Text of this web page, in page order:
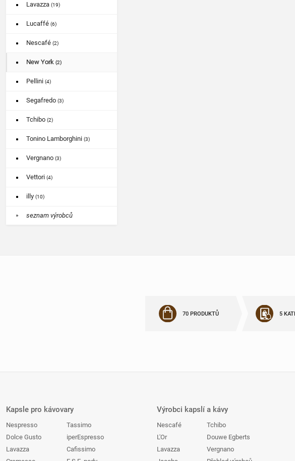
Lavazza (19)
Lucaffé (6)
Nescafé (2)
New York (2)
Pellini (4)
Segafredo (3)
Tchibo (2)
Tonino Lamborghini (3)
Vergnano (3)
Vettori (4)
illy (10)
seznam výrobců
70 PRODUKTŮ 5
Kapsle pro kávovary
Nespresso
Dolce Gusto
Lavazza
Tassimo
iperEspresso
Cafissimo
Výrobci kapslí a kávy
Nescafé
L'Or
Lavazza
Tchibo
Douwe Egberts
Vergnano